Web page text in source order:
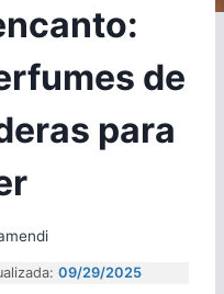
de
para
09/29/2025